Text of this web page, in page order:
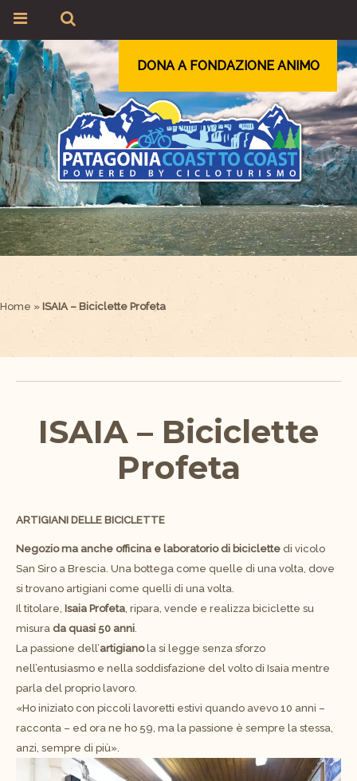
DONA A FONDAZIONE ANIMO
Home » ISAIA – Biciclette Profeta
ISAIA – Biciclette
Profeta
ARTIGIANI DELLE BICICLETTE
Negozio ma anche officina e laboratorio di biciclette di vicolo
San Siro a Brescia. Una bottega come quelle di una volta, dove
si trovano artigiani come quelli di una volta.
Il titolare, Isaia Profeta, ripara, vende e realizza biciclette su
misura da quasi 50 anni.
La passione dell’artigianola si legge senza sforzo
nell’entusiasmo e nella soddisfazione del volto di Isaia mentre
parla del proprio lavoro.
«Ho iniziato con piccoli lavoretti estivi quando avevo 10 anni –
racconta – ed ora ne ho 59, ma la passione è sempre la stessa,
anzi, sempre di più».